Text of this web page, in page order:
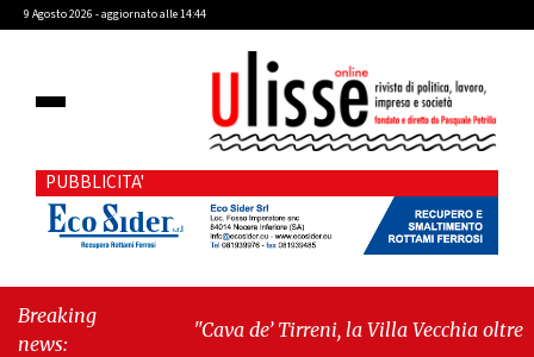
9 Agosto 2026 - aggiornato alle 14:44
PUBBLICITA'
Breaking
news:
"Cava de’ Tirreni, la Villa Vecchia oltre i